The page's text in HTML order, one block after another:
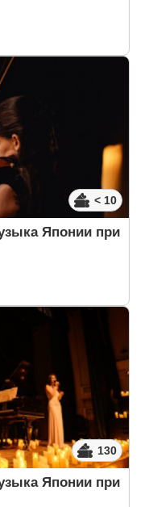
< 10
Японии при
130
Японии при